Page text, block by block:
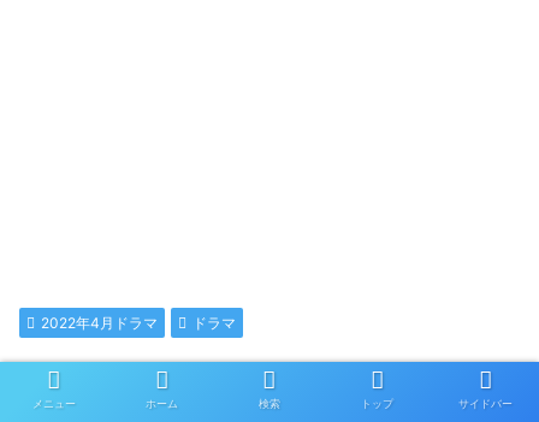
2022年4月ドラマ ドラマ
シェアする
メニュー ホーム 検索 トップ サイドバー